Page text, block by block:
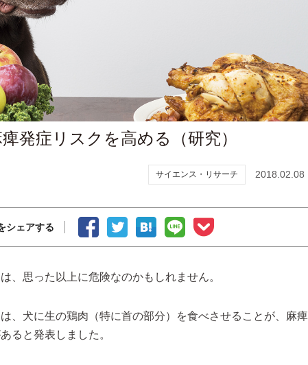
発症リスクを高める（研究）
サイエンス・リサーチ 2018.02.08
シェアする
、思った以上に危険なのかもしれません。
、犬に生の鶏肉（特に首の部分）を食べさせることが、麻痺
ると発表しました。